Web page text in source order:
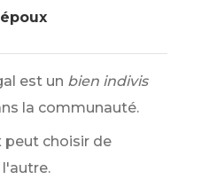
est un bien indivis
la communauté.
peut choisir de